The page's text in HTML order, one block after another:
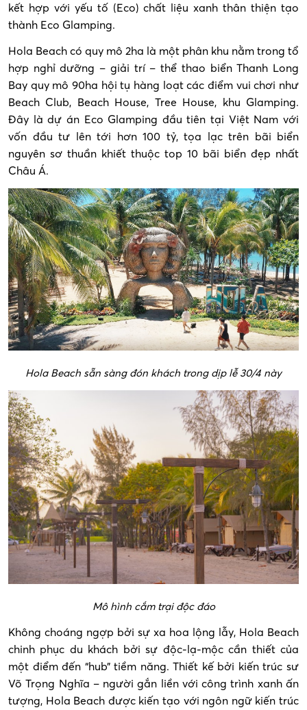
kết hợp với yếu tố (Eco) chất liệu xanh thân thiện tạo
thành Eco Glamping.
Hola Beach có quy mô 2ha là một phân khu nằm trong tổ
hợp nghỉ dưỡng – giải trí – thể thao biển Thanh Long
Bay quy mô 90ha hội tụ hàng loạt các điểm vui chơi như
Beach Club, Beach House, Tree House, khu Glamping.
Đây là dự án Eco Glamping đầu tiên tại Việt Nam với
vốn đầu tư lên tới hơn 100 tỷ, tọa lạc trên bãi biển
nguyên sơ thuần khiết thuộc top 10 bãi biển đẹp nhất
Châu Á.
Hola Beach sẵn sàng đón khách trong dịp lễ 30/4 này
Mô hình cắm trại độc đáo
Không choáng ngợp bởi sự xa hoa lộng lẫy, Hola Beach
chinh phục du khách bởi sự độc-lạ-mộc cần thiết của
một điểm đến “hub” tiềm năng. Thiết kế bởi kiến trúc sư
Võ Trọng Nghĩa – người gắn liền với công trình xanh ấn
tượng, Hola Beach được kiến tạo với ngôn ngữ kiến trúc